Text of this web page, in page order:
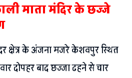
माता मंदिर के छज्जे
क्षेत्र के अंजना मजरे केशवपुर स्थित
दोपहर बाद छज्जा ढहने से चार